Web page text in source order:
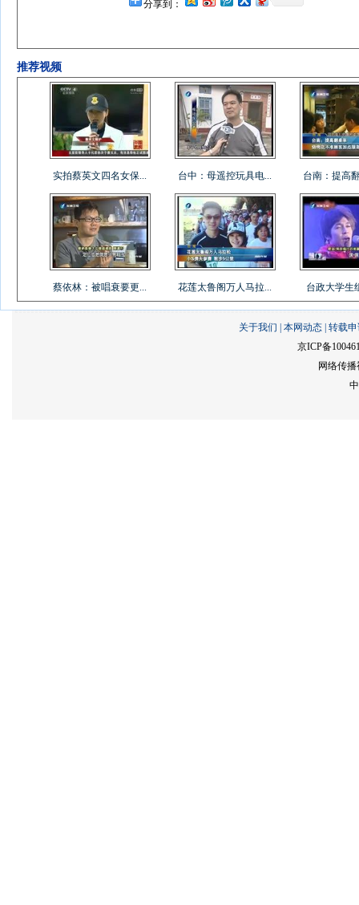
分享到：
推荐视频
实拍蔡英文四名女保... 台中：母遥控玩具电... 台南：提高
蔡依林：被唱衰要更... 花莲太鲁阁万人马拉... 台政大学生
关于我们 本网动态 转载
京ICP备
网络传